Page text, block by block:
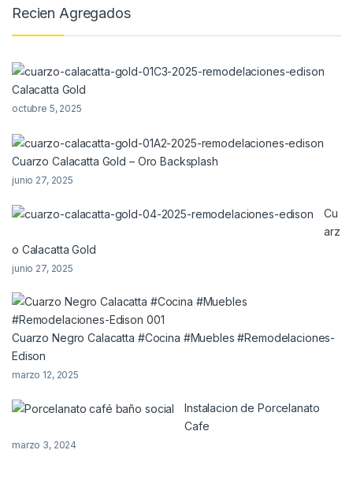
Recien Agregados
Calacatta Gold
octubre 5, 2025
Cuarzo Calacatta Gold – Oro Backsplash
junio 27, 2025
Cu
arz
o Calacatta Gold
junio 27, 2025
Cuarzo Negro Calacatta #Cocina #Muebles #Remodelaciones-
Edison
marzo 12, 2025
Instalacion de Porcelanato
Cafe
marzo 3, 2024